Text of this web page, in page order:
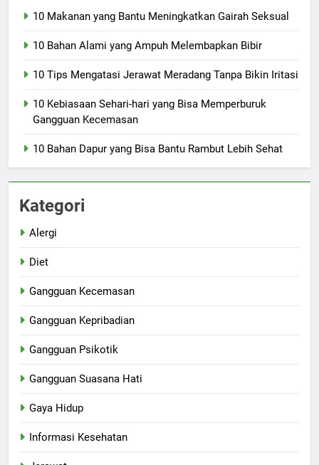
10 Makanan yang Bantu Meningkatkan Gairah Seksual
10 Bahan Alami yang Ampuh Melembapkan Bibir
10 Tips Mengatasi Jerawat Meradang Tanpa Bikin Iritasi
10 Kebiasaan Sehari-hari yang Bisa Memperburuk
Gangguan Kecemasan
10 Bahan Dapur yang Bisa Bantu Rambut Lebih Sehat
Kategori
Alergi
Diet
Gangguan Kecemasan
Gangguan Kepribadian
Gangguan Psikotik
Gangguan Suasana Hati
Gaya Hidup
Informasi Kesehatan